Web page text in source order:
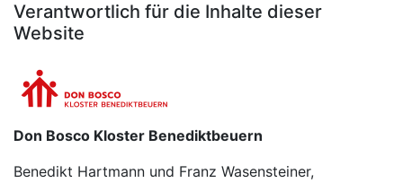
Verantwortlich für die Inhalte dieser
Website
Don Bosco Kloster Benediktbeuern
Benedikt Hartmann und Franz Wasensteiner,